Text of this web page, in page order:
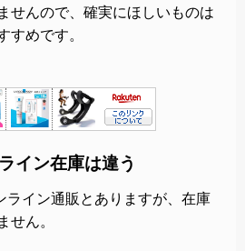
せんので、確実にほしいものは
すめです。
イン在庫は違う
ライン通販とありますが、在庫
せん。